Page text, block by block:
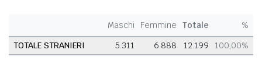
Maschi Femmine Totale
%
TOTALE STRANIERI
5.311 6.888 12.199 100,00%